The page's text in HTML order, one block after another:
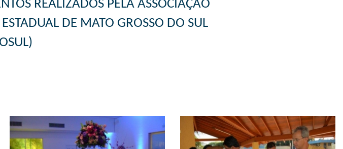
REALIZADOS PELA ASSOCIAÇÃO
DE MATO GROSSO DO SUL